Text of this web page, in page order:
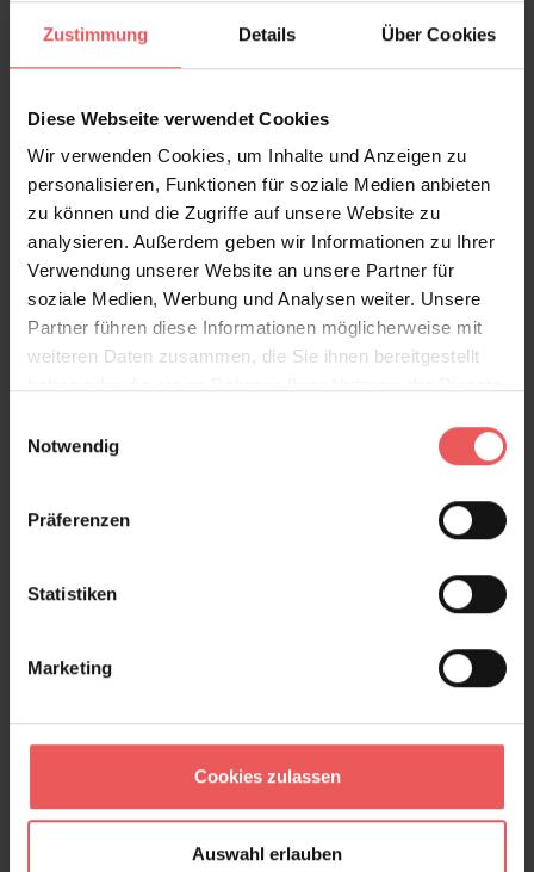
Zustimmung Details Über Cookies
Diese Webseite verwendet Cookies
Wir verwenden Cookies, um Inhalte und Anzeigen zu
personalisieren, Funktionen für soziale Medien anbieten
zu können und die Zugriffe auf unsere Website zu
analysieren. Außerdem geben wir Informationen zu Ihrer
Verwendung unserer Website an unsere Partner für
soziale Medien, Werbung und Analysen weiter. Unsere
Partner führen diese Informationen möglicherweise mit
weiteren Daten zusammen, die Sie ihnen bereitgestellt
Notwendig
Präferenzen
Statistiken
Marketing
Cookies zulassen
Auswahl erlauben
Mil Caras, col.03
99,00 €